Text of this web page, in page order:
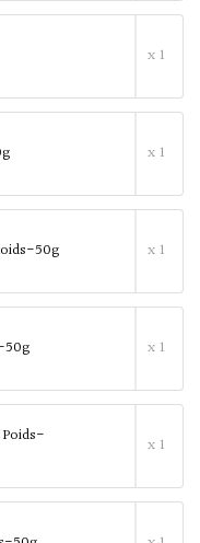
x 1
x 1
50g x 1
50g x 1
x 1